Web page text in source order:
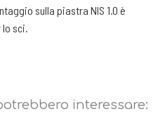
sulla piastra NIS 1.0 è
sci.
interessare: